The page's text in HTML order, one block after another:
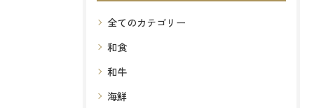
全てのカテゴリー
和食
和牛
海鮮